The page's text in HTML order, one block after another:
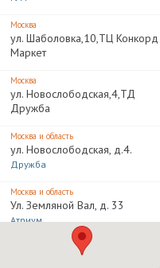
Москва
ул. Шаболовка,10,ТЦ Конкорд
Маркет
Москва
ул. Новослободская,4,ТД
Дружба
Москва и область
ул. Новослободская, д.4.
Дружба
Москва и область
Ул. Земляной Вал, д. 33
Атриум